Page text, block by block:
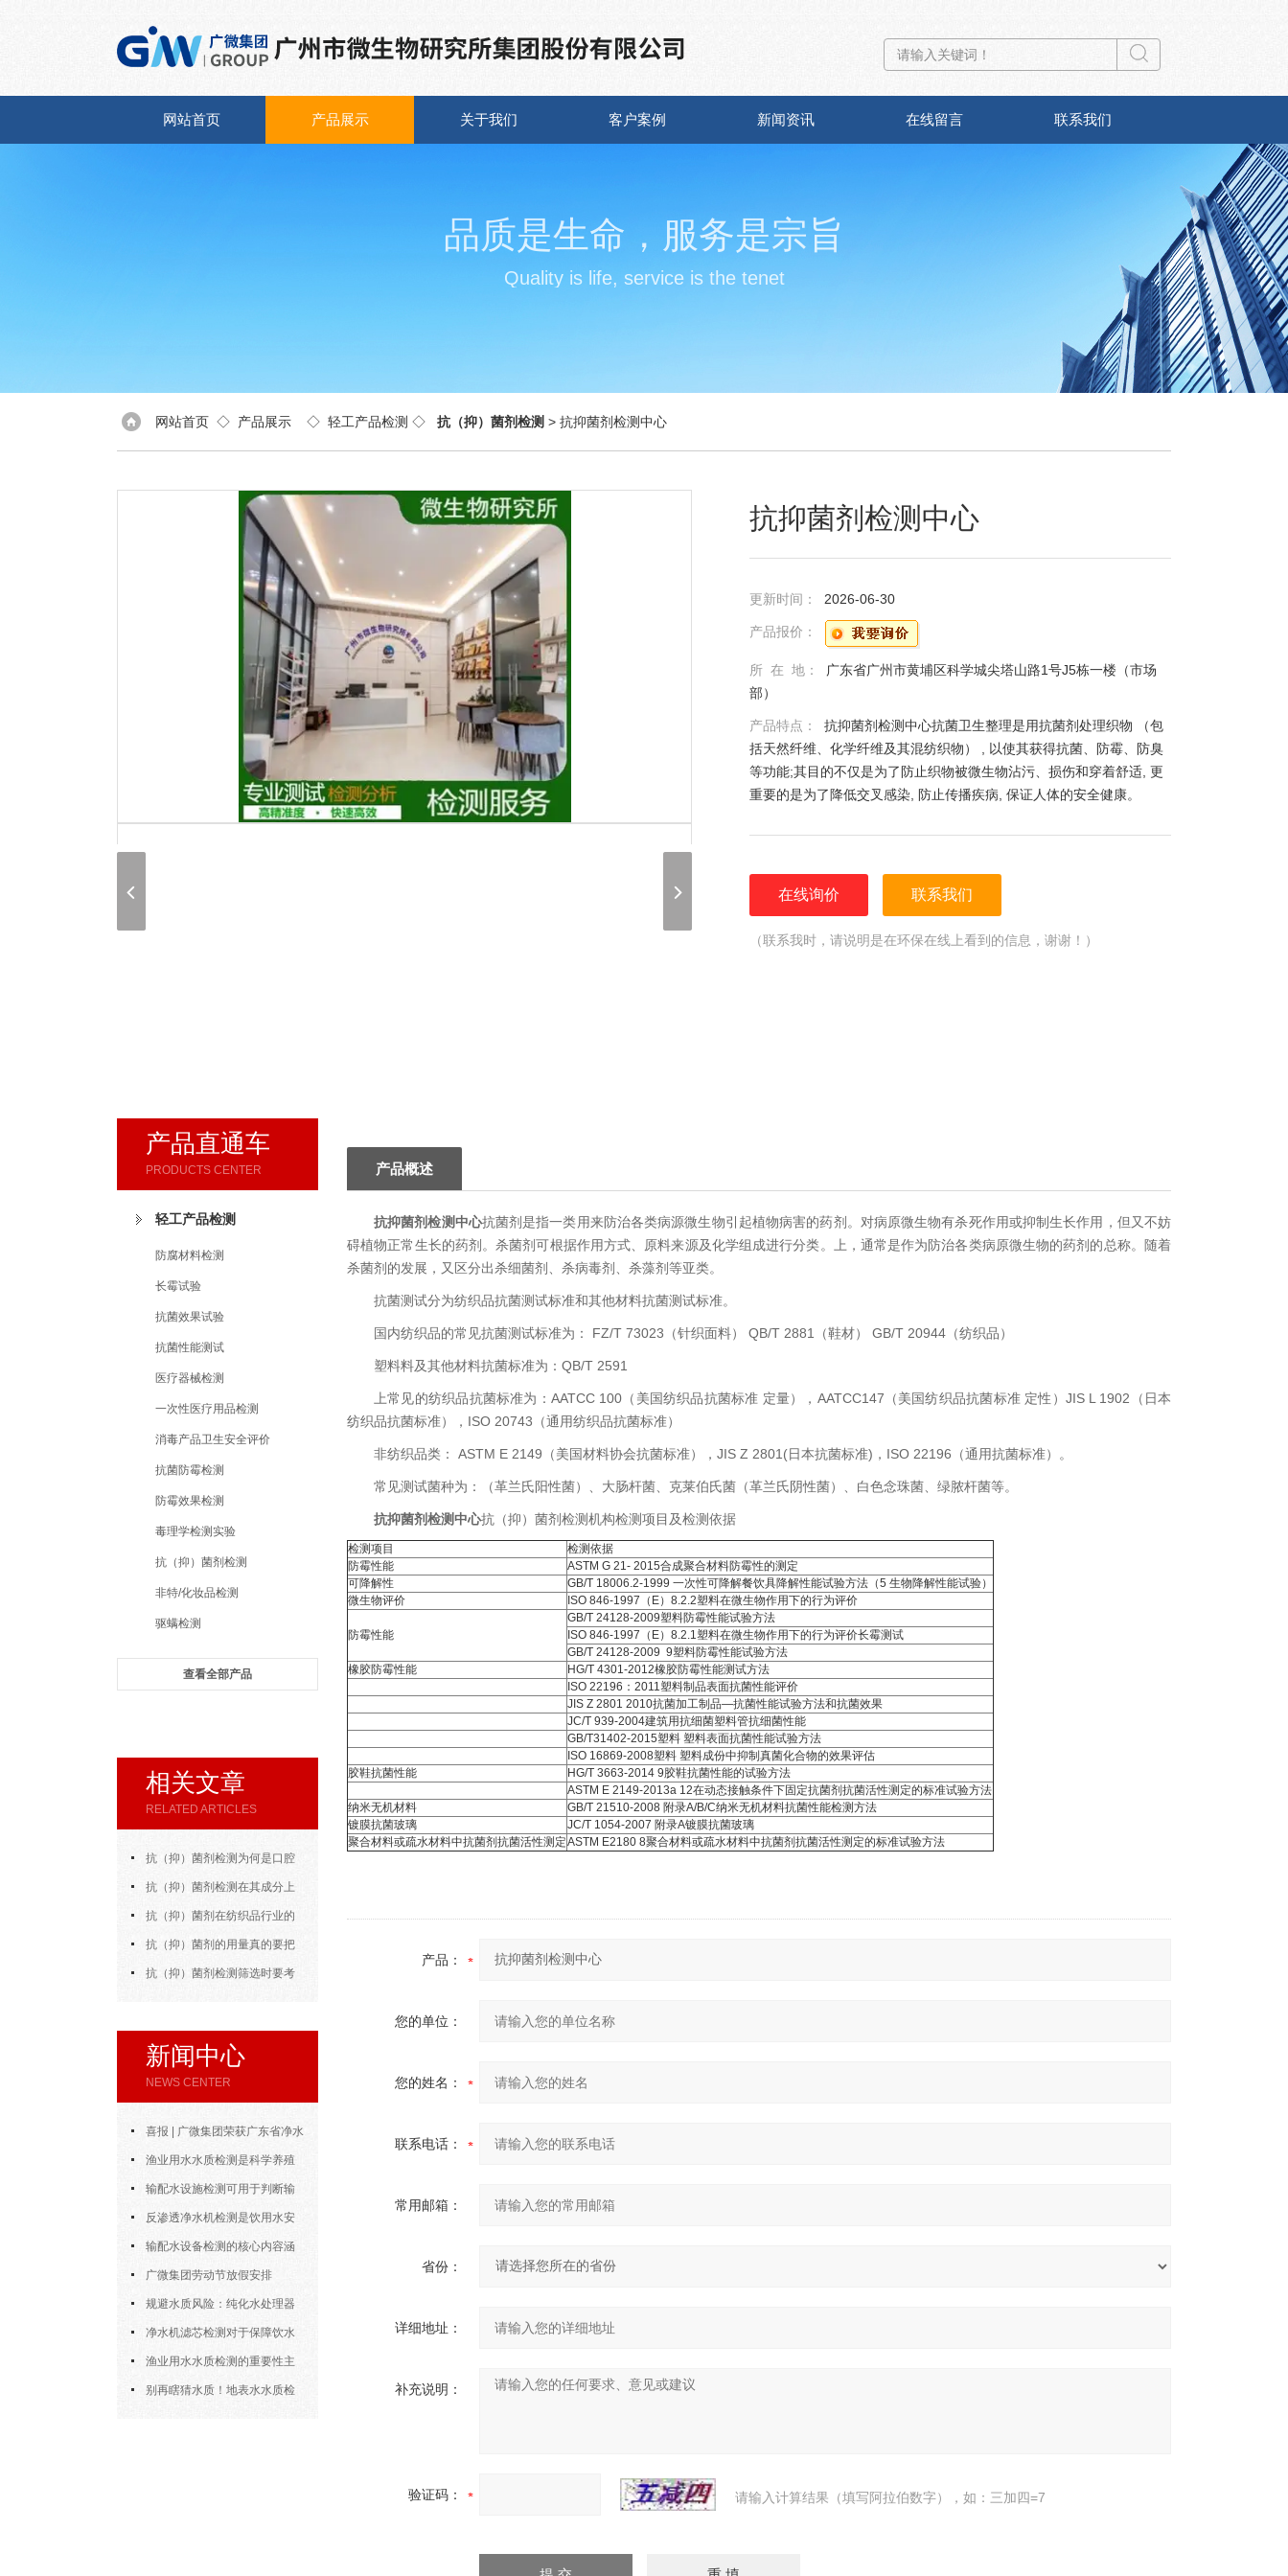
网站首页 产品展示 关于我们 客户案例 新闻资讯 在线留言 联系我们
品质是生命，服务是宗旨
Quality is life, service is the tenet
网站首页 ◇ 产品展示 ◇ 轻工产品检测 ◇ 抗（抑）菌剂检测 > 抗抑菌剂检测中心
抗抑菌剂检测中心
更新时间： 2026-06-30
产品报价：
所 在 地：
广东省广州市黄埔区科学城尖塔山路1号J5栋一楼（市场
部）
产品特点： 抗抑菌剂检测中心抗菌卫生整理是用抗菌剂处理织物 （包
括天然纤维、化学纤维及其混纺织物） , 以使其获得抗菌、防霉、防臭
等功能;其目的不仅是为了防止织物被微生物沾污、损伤和穿着舒适, 更
重要的是为了降低交叉感染, 防止传播疾病, 保证人体的安全健康。
在线询价 联系我们
（联系我时，请说明是在环保在线上看到的信息，谢谢！）
产品直通车
PRODUCTS CENTER
轻工产品检测
防腐材料检测
长霉试验
抗菌效果试验
抗菌性能测试
医疗器械检测
一次性医疗用品检测
消毒产品卫生安全评价
抗菌防霉检测
防霉效果检测
毒理学检测实验
抗（抑）菌剂检测
非特/化妆品检测
驱螨检测
查看全部产品
相关文章
RELATED ARTICLES
抗（抑）菌剂检测为何是口腔
医疗的“隐形守护者”？
抗（抑）菌剂检测在其成分上
的讲解
抗（抑）菌剂在纺织品行业的
应用讲解
抗（抑）菌剂的用量真的要把
控好！
抗（抑）菌剂检测筛选时要考
新闻中心
NEWS CENTER
喜报 | 广微集团荣获广东省净水
设备协会“优秀会员企业”称号
渔业用水水质检测是科学养殖
中的重要工具
输配水设施检测可用于判断输
水设施能否安全、稳定地完成供水
任务
反渗透净水机检测是饮用水安
全体系中的重要一环
输配水设备检测的核心内容涵
盖了多个方面
广微集团劳动节放假安排
规避水质风险：纯化水处理器
检测的核心环节与细节把控
净水机滤芯检测对于保障饮水
安全具有重要意义
渔业用水水质检测的重要性主
要体现在以下四大方面
别再瞎猜水质！地表水水质检
产品概述
抗抑菌剂检测中心抗菌剂是指一类用来防治各类病源微生物引起植物病害的药剂。对病原微生物有杀死作用或抑制生长作用，但又不妨
碍植物正常生长的药剂。杀菌剂可根据作用方式、原料来源及化学组成进行分类。上，通常是作为防治各类病原微生物的药剂的总称。随着
杀菌剂的发展，又区分出杀细菌剂、杀病毒剂、杀藻剂等亚类。
抗菌测试分为纺织品抗菌测试标准和其他材料抗菌测试标准。
国内纺织品的常见抗菌测试标准为： FZ/T 73023（针织面料） QB/T 2881（鞋材） GB/T 20944（纺织品）
塑料料及其他材料抗菌标准为：QB/T 2591
上常见的纺织品抗菌标准为：AATCC 100（美国纺织品抗菌标准 定量），AATCC147（美国纺织品抗菌标准 定性）JIS L 1902（日本
纺织品抗菌标准），ISO 20743（通用纺织品抗菌标准）
非纺织品类： ASTM E 2149（美国材料协会抗菌标准），JIS Z 2801(日本抗菌标准)，ISO 22196（通用抗菌标准）。
常见测试菌种为：（革兰氏阳性菌）、大肠杆菌、克莱伯氏菌（革兰氏阴性菌）、白色念珠菌、绿脓杆菌等。
抗抑菌剂检测中心抗（抑）菌剂检测机构检测项目及检测依据
检测项目
检测依据
防霉性能
ASTM G 21- 2015合成聚合材料防霉性的测定
可降解性
GB/T 18006.2-1999 一次性可降解餐饮具降解性能试验方法（5 生物降解性能试验）
微生物评价
ISO 846-1997（E）8.2.2塑料在微生物作用下的行为评价
防霉性能
GB/T 24128-2009塑料防霉性能试验方法
ISO 846-1997（E）8.2.1塑料在微生物作用下的行为评价长霉测试
GB/T 24128-2009 9塑料防霉性能试验方法
橡胶防霉性能
HG/T 4301-2012橡胶防霉性能测试方法
ISO 22196：2011塑料制品表面抗菌性能评价
JIS Z 2801 2010抗菌加工制品—抗菌性能试验方法和抗菌效果
JC/T 939-2004建筑用抗细菌塑料管抗细菌性能
GB/T31402-2015塑料 塑料表面抗菌性能试验方法
ISO 16869-2008塑料 塑料成份中抑制真菌化合物的效果评估
胶鞋抗菌性能
HG/T 3663-2014 9胶鞋抗菌性能的试验方法
ASTM E 2149-2013a 12在动态接触条件下固定抗菌剂抗菌活性测定的标准试验方法
纳米无机材料
GB/T 21510-2008 附录A/B/C纳米无机材料抗菌性能检测方法
镀膜抗菌玻璃
JC/T 1054-2007 附录A镀膜抗菌玻璃
聚合材料或疏水材料中抗菌剂抗菌活性测定ASTM E2180 8聚合材料或疏水材料中抗菌剂抗菌活性测定的标准试验方法
产品：
您的单位：
您的姓名：
联系电话：
常用邮箱：
省份：
详细地址：
补充说明：
验证码： 请输入计算结果（填写阿拉伯数字），如：三加四=7